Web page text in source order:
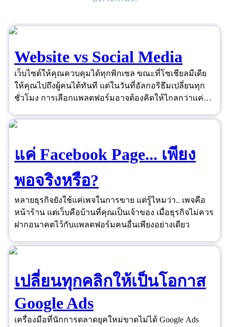
Website vs Social Media
เว็บไซต์ให้คุณควบคุมได้ทุกพิกเซล ขณะที่โซเชียลมีเดีย
ให้คุณไปถึงผู้คนได้ทันที แต่ในวันที่อัลกอริธึมเปลี่ยนทุก
ชั่วโมง การเลือกแพลตฟอร์มอาจต้องคิดให้ไกลกว่าแค่
แค่ Facebook Page... เพียง
พอจริงหรือ?
หลายธุรกิจยังใช้แค่เพจในการขาย แต่รู้ไหมว่า.. เพจคือ
หน้าร้าน แต่เว็บคือบ้านที่คุณเป็นเจ้าของ เมื่อธุรกิจไม่ควร
ฝากอนาคตไว้กับแพลตฟอร์มคนอื่นเพียงอย่างเดียว
เปลี่ยนทุกคลิกให้เป็นโอกาส
Google Ads
เครื่องมือที่นักการตลาดยุคใหม่ขาดไม่ได้ Google Ads